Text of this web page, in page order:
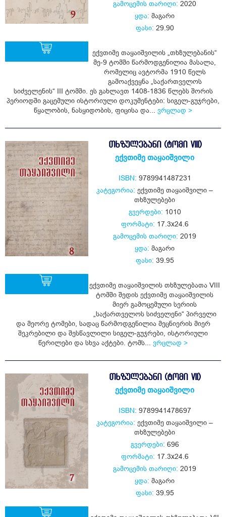
გამოცემის თარიღი: 2020
ყდა: მაგარი
ფასი: 29.90
ექვთიმე თაყაიშვილის „თხზულებანის“
მე-9 ტომში წარმოდგენილია მასალა,
რომელიც ავტორმა 1910 წელს
გამოაქვეყნა „საქართველოს
სიძველენის“ III ტომში. ეს გახლავთ 1408-1836 წლებს შორის
პერიოდში გაცემული ისტორიული დოკუმენტები: სიგელ-გუჯრები,
წყალობის, ნასყიდობის, ფიცისა და... ვრცლად >
ᲗᲮᲖᲣᲚᲔᲑᲐᲜᲘ (ᲢᲝᲛᲘ VIII)
ექვთიმე თაყაიშვილი
ISBN: 9789941487231
კატეგორია: ექვთიმე თაყაიშვილი –
თხზულებები
გვერდები: 1010
ფორმატი: 17.3x24.6
გამოცემის თარიღი: 2019
ყდა: მაგარი
ფასი: 39.95
ექვთიმე თაყაიშვილის თხზულებათა VIII
ტომში შედის ექვთიმე თაყაიშვილის
მიერ გამოცემული სერიის
„საქართველოს სიძველენი“ პირველი
და მეორე ტომები, სადაც წარმოდგენილია მეცნიერის მიერ
შეკრებილი და შესწავლილი სიგელ-გუჯრები, ისტორიული
წერილები და სხვა აქტები. ტომს... ვრცლად >
ᲗᲮᲖᲣᲚᲔᲑᲐᲜᲘ (ᲢᲝᲛᲘ VII)
ექვთიმე თაყაიშვილი
ISBN: 9789941478697
კატეგორია: ექვთიმე თაყაიშვილი –
თხზულებები
გვერდები: 696
ფორმატი: 17.3x24.6
გამოცემის თარიღი: 2019
ყდა: მაგარი
ფასი: 39.95